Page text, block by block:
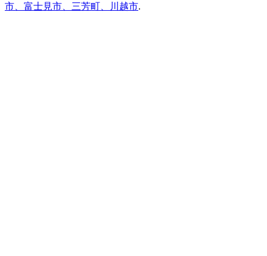
市、富士見市、三芳町、川越市.